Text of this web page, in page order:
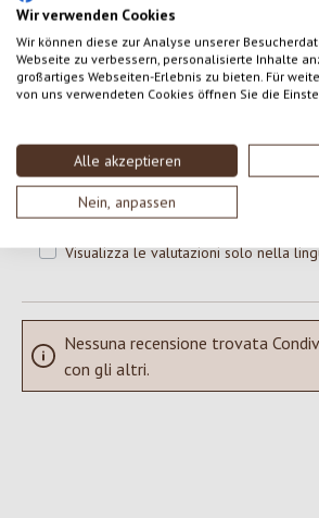
Wir verwenden Cookies
Wir können diese zur Analyse unserer
Webseite zu verbessern, personalisierte Inhalte
großartiges Webseiten-Erlebnis zu bieten. Für
von uns verwendeten Cookies öffnen Sie die
Alle akzeptieren
Nein, anpassen
0 di 0 valutazioni
Valutazione media di 0 su 5 stelle
Formula una valutazione!
SCRIVERE UNA RECENSIONE
Visualizza le valutazioni solo nella
Nessuna recensione trovata
con gli altri.